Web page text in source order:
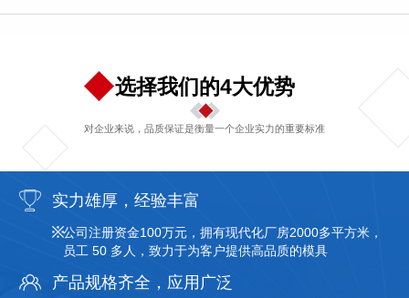
选择我们的4大优势
对企业来说，品质保证是衡量一个企业实力的重要标准
实力雄厚，经验丰富
公司注册资金100万元，拥有现代化厂房2000多平方米，
员工 50 多人，致力于为客户提供高品质的模具
产品规格齐全，应用广泛